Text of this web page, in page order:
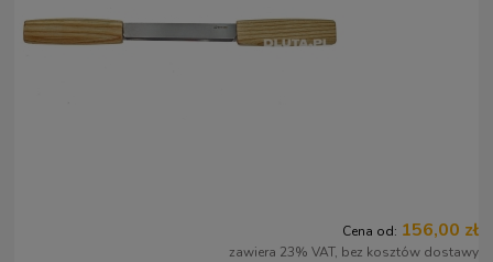
Cena od: 156,00 zł
zawiera 23% VAT, bez kosztów dostawy